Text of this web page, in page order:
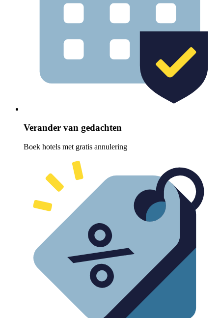
Verander van gedachten
Boek hotels met gratis annulering